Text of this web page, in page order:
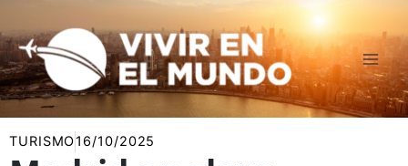
al
contenido
TURISMO16/10/2025